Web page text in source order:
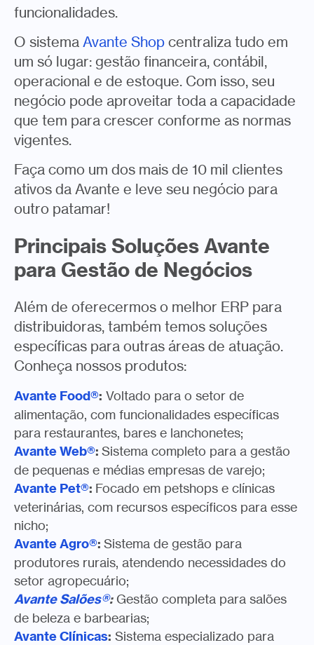
funcionalidades.
O sistema Avante Shop centraliza tudo em
um só lugar: gestão financeira, contábil,
operacional e de estoque. Com isso, seu
negócio pode aproveitar toda a capacidade
que tem para crescer conforme as normas
vigentes.
Faça como um dos mais de 10 mil clientes
ativos da Avante e leve seu negócio para
outro patamar!
Principais Soluções Avante
para Gestão de Negócios
Além de oferecermos o melhor ERP para
distribuidoras, também temos soluções
específicas para outras áreas de atuação.
Conheça nossos produtos:
Avante Food®: Voltado para o setor de
alimentação, com funcionalidades específicas
para restaurantes, bares e lanchonetes;
Avante Web®: Sistema completo para a gestão
de pequenas e médias empresas de varejo;
Avante Pet®: Focado em petshops e clínicas
veterinárias, com recursos específicos para esse
nicho;
Avante Agro®: Sistema de gestão para
produtores rurais, atendendo necessidades do
setor agropecuário;
Avante Salões®:Gestão completa para salões
de beleza e barbearias;
Avante Clínicas: Sistema especializado para